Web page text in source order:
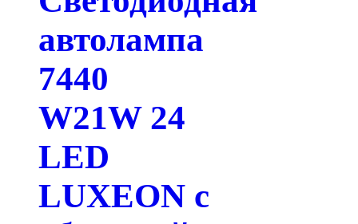
автолампа
7440
W21W 24
LED
LUXEON с